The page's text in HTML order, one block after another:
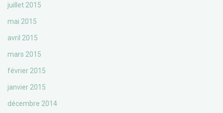
juillet 2015
mai 2015
avril 2015
mars 2015
février 2015
janvier 2015
décembre 2014